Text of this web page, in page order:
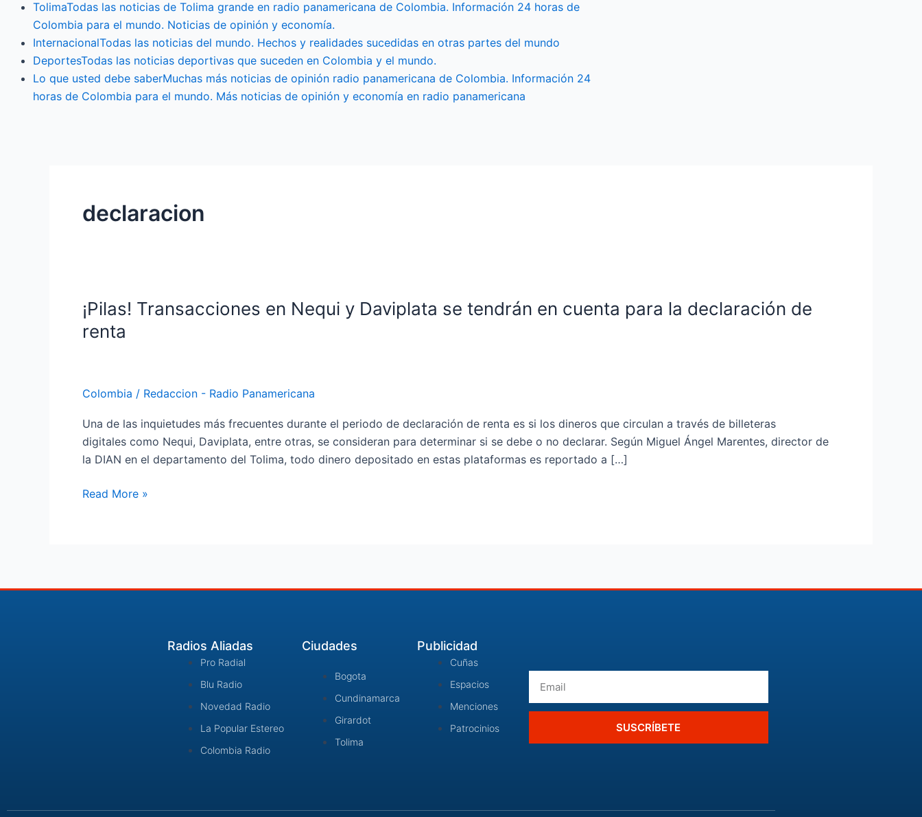
TolimaTodas las noticias de Tolima grande en radio panamericana de Colombia. Información 24 horas de
Colombia para el mundo. Noticias de opinión y economía.
InternacionalTodas las noticias del mundo. Hechos y realidades sucedidas en otras partes del mundo
DeportesTodas las noticias deportivas que suceden en Colombia y el mundo.
Lo que usted debe saberMuchas más noticias de opinión radio panamericana de Colombia. Información 24
horas de Colombia para el mundo. Más noticias de opinión y economía en radio panamericana
declaracion
¡Pilas! Transacciones en Nequi y Daviplata se tendrán en cuenta para la declaración de
renta
Colombia / Redaccion - Radio Panamericana
Una de las inquietudes más frecuentes durante el periodo de declaración de renta es si los dineros que circulan a través de billeteras
digitales como Nequi, Daviplata, entre otras, se consideran para determinar si se debe o no declarar. Según Miguel Ángel Marentes, director de
la DIAN en el departamento del Tolima, todo dinero depositado en estas plataformas es reportado a […]
¡Pilas!
Transacciones
en
Daviplata
tendrán
en
cuenta
la
Read More »
Radios Aliadas
Pro Radial
Blu Radio
Novedad Radio
La Popular Estereo
Colombia Radio
Ciudades
Bogota
Cundinamarca
Girardot
Tolima
Publicidad
Cuñas
Espacios
Menciones
Patrocinios
SUSCRÍBETE